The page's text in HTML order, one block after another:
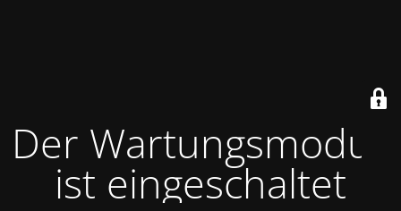
Der Wartungsmodus
ist eingeschaltet